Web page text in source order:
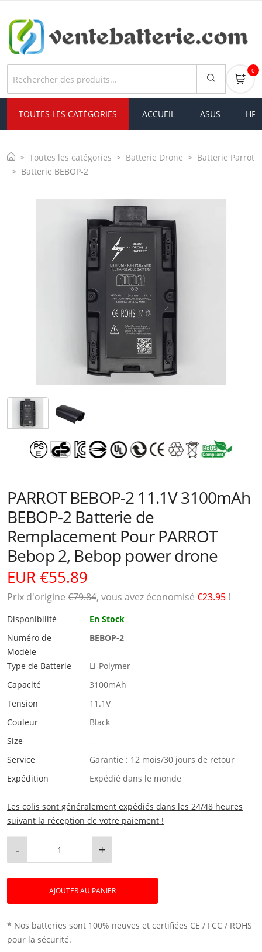
0
TOUTES LES CATÉGORIES ACCUEIL ASUS HP
Toutes les catégories Batterie Drone
Batterie Parrot
Batterie BEBOP-2
PARROT BEBOP-2 11.1V 3100mAh
BEBOP-2 Batterie de
Remplacement Pour PARROT
Bebop 2, Bebop power drone
EUR €55.89
Prix ​​d'origine €79.84, vous avez économisé €23.95 !
Disponibilité
En Stock
Numéro de
Modèle
BEBOP-2
Type de Batterie
Li-Polymer
Capacité
3100mAh
Tension
11.1V
Couleur
Black
Size
-
Service
Garantie : 12 mois/30 jours de retour
Expédition
Expédié dans le monde
Les colis sont généralement expédiés dans les 24/48 heures
suivant la réception de votre paiement !
- +
AJOUTER AU PANIER
* Nos batteries sont 100% neuves et certifiées CE / FCC / ROHS
pour la sécurité.